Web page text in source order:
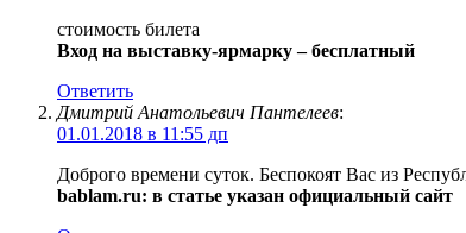
стоимость билета
Вход на выставку-ярмарку – бесплатный
Ответить
Дмитрий Анатольевич Пантелеев:
01.01.2018 в 11:55 дп
Доброго времени суток. Беспокоят Вас из
bablam.ru: в статье указан официальный сайт